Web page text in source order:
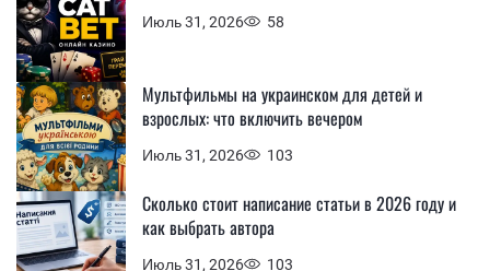
Июль 31, 2026 58
Июль 31, 2026 103
Мультфильмы на украинском для детей и
взрослых: что включить вечером
Июль 31, 2026 103
Сколько стоит написание статьи в 2026 году и
как выбрать автора